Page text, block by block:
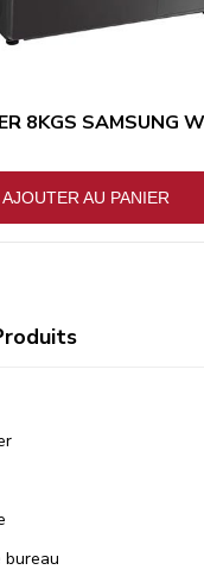
bureau
8KGS SAMSUNG
AJOUTER AU PANIER